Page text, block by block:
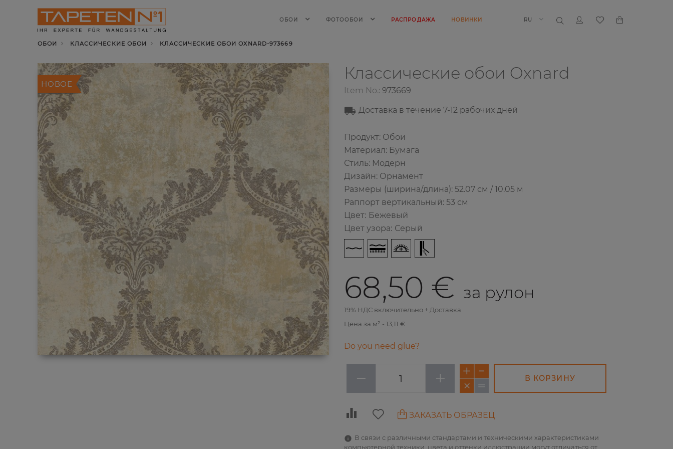
ОБОИ ФОТООБОИ РАСПРОДАЖА НОВИНКИ RU
ОБОИ КЛАССИЧЕСКИЕ ОБОИ КЛАССИЧЕСКИЕ ОБОИ OXNARD-973669
НОВОЕ
Классические обои Oxnard
Item No.: 973669
Доставка в течение 7-12 рабочих дней
Продукт: Обои
Материал: Бумага
Стиль: Модерн
Дизайн: Орнамент
Размеры (ширина/длина): 52.07 см / 10.05 м
Раппорт вертикальный: 53 см
Цвет: Бежевый
Цвет узора: Серый
68,50 € за рулон
19% НДС включительно + Доставка
Цена за м² - 13,11 €
Do you need glue?
− + В КОРЗИНУ
ЗАКАЗАТЬ ОБРАЗЕЦ
В связи с различными стандартами и техническими характеристиками
компьютерной техники, цвета и оттенки иллюстрации могут отличаться от